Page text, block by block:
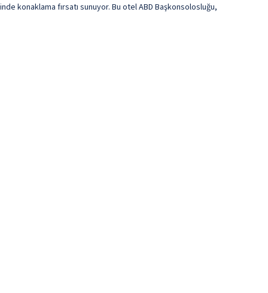
konaklama fırsatı sunuyor. Bu otel ABD Başkonsolosluğu,